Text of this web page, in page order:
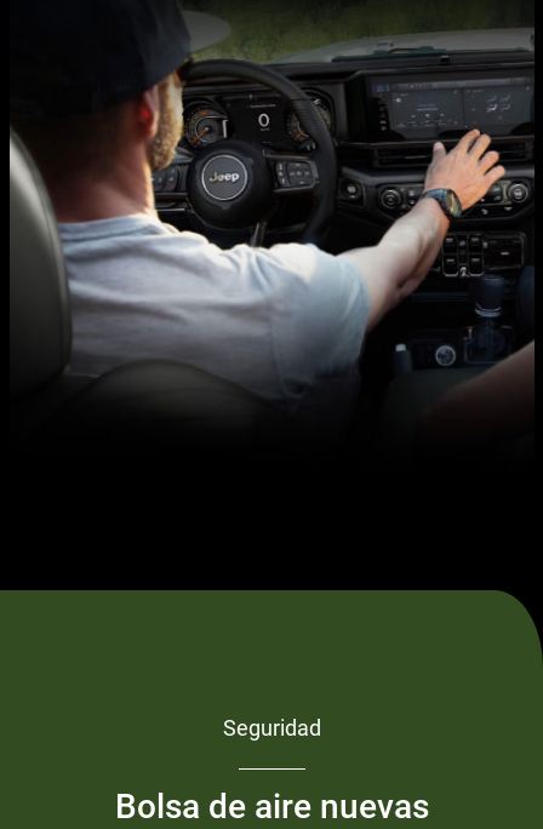
Seguridad
Bolsa de aire nuevas